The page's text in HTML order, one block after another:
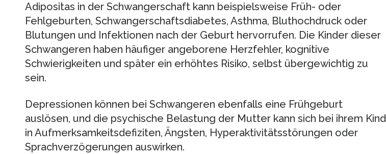
Adipositas in der Schwangerschaft kann beispielsweise Früh- oder
Fehlgeburten, Schwangerschaftsdiabetes, Asthma, Bluthochdruck oder
Blutungen und Infektionen nach der Geburt hervorrufen. Die Kinder dieser
Schwangeren haben häufiger angeborene Herzfehler, kognitive
Schwierigkeiten und später ein erhöhtes Risiko, selbst übergewichtig zu
sein.
Depressionen können bei Schwangeren ebenfalls eine Frühgeburt
auslösen, und die psychische Belastung der Mutter kann sich bei ihrem Kind
in Aufmerksamkeitsdefiziten, Ängsten, Hyperaktivitätsstörungen oder
Sprachverzögerungen auswirken.